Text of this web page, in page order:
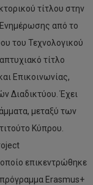
τίτλου στην
από το
του Τεχνολογικού
τίτλο
Επικοινωνίας,
Διαδικτύου. Έχει
μεταξύ των
Κύπρου.
επικεντρώθηκε
Erasmus+